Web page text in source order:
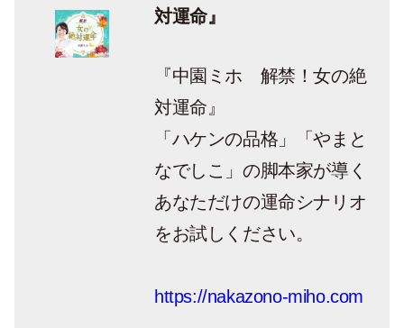
対運命』
『中園ミホ 解禁！女の絶
対運命』
「ハケンの品格」「やまと
なでしこ」の脚本家が導く
あなただけの運命シナリオ
をお試しください。
https://nakazono-miho.com